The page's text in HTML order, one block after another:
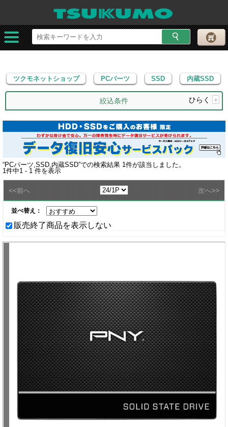
ツクモネットショップ PCパーツ 内蔵SSD
ツクモネットショップ PCパーツ SSD 内蔵SSD
絞込条件 ひらく +
“PCパーツ,SSD,内蔵SSD”での検索結果 1件が該当しました。
1件中1 - 1 件を表示
<<前へ 次へ>>
並べ替え：
販売終了商品を表示しない